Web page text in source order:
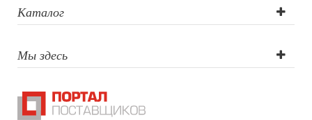
лазер),
Гравировка
(CO2 лазер)
Каталог
Мы здесь